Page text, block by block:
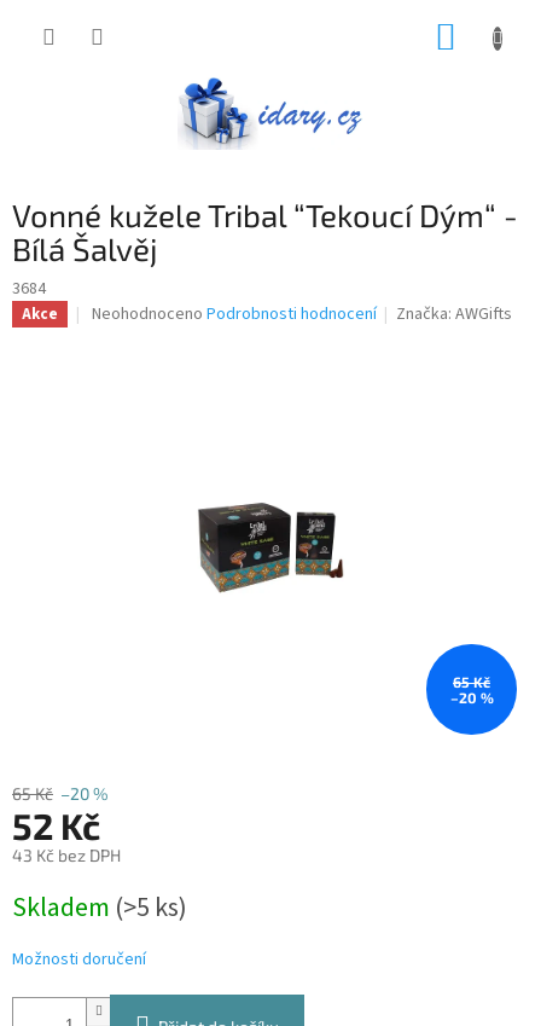
Vonné kužele Tribal “Tekoucí Dým“ -
Bílá Šalvěj
3684
Akce
Průměrné
Neohodnoceno Podrobnosti hodnocení Značka:AWGifts
65 Kč
–20 %
65 Kč –20 %
52 Kč
43 Kč bez DPH
cena:
Skladem (>5 ks)
Možnosti doručení